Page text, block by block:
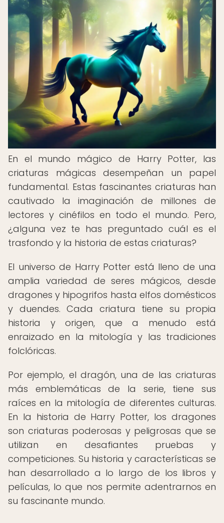
En el mundo mágico de Harry Potter, las
criaturas mágicas desempeñan un papel
fundamental. Estas fascinantes criaturas han
cautivado la imaginación de millones de
lectores y cinéfilos en todo el mundo. Pero,
¿alguna vez te has preguntado cuál es el
trasfondo y la historia de estas criaturas?
El universo de Harry Potter está lleno de una
amplia variedad de seres mágicos, desde
dragones y hipogrifos hasta elfos domésticos
y duendes. Cada criatura tiene su propia
historia y origen, que a menudo está
enraizado en la mitología y las tradiciones
folclóricas.
Por ejemplo, el dragón, una de las criaturas
más emblemáticas de la serie, tiene sus
raíces en la mitología de diferentes culturas.
En la historia de Harry Potter, los dragones
son criaturas poderosas y peligrosas que se
utilizan en desafiantes pruebas y
competiciones. Su historia y características se
han desarrollado a lo largo de los libros y
películas, lo que nos permite adentrarnos en
su fascinante mundo.